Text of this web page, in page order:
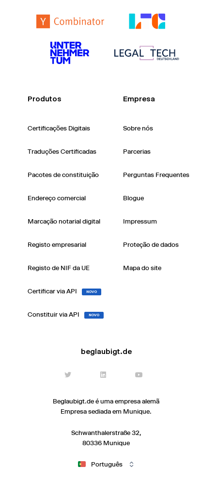
Produtos
Certificações Digitais
Traduções Certificadas
Pacotes de constituição
Endereço comercial
Marcação notarial digital
Registo empresarial
Registo de NIF da UE
Certificar via API NOVO
Constituir via API NOVO
Empresa
Sobre nós
Parcerias
Perguntas Frequentes
Blogue
Impressum
Proteção de dados
Mapa do site
beglaubigt.de
Beglaubigt.de é uma empresa alemã
Empresa sediada em Munique.
Schwanthalerstraße 32,
80336 Munique
Português